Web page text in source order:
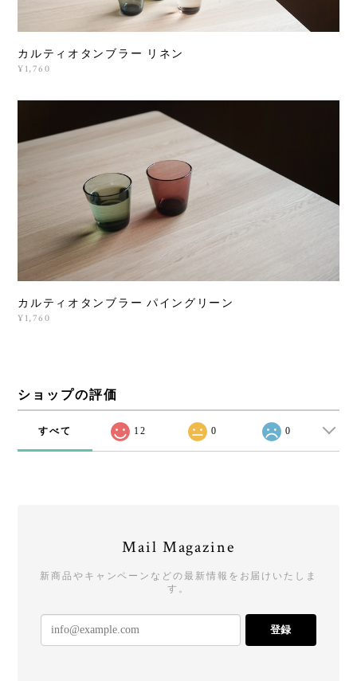
カルティオタンブラー リネン
¥1,760
カルティオタンブラー パイングリーン
¥1,760
ショップの評価
すべて 12 0 0
Mail Magazine
新商品やキャンペーンなどの最新情報をお届けいたしま
す。
登録